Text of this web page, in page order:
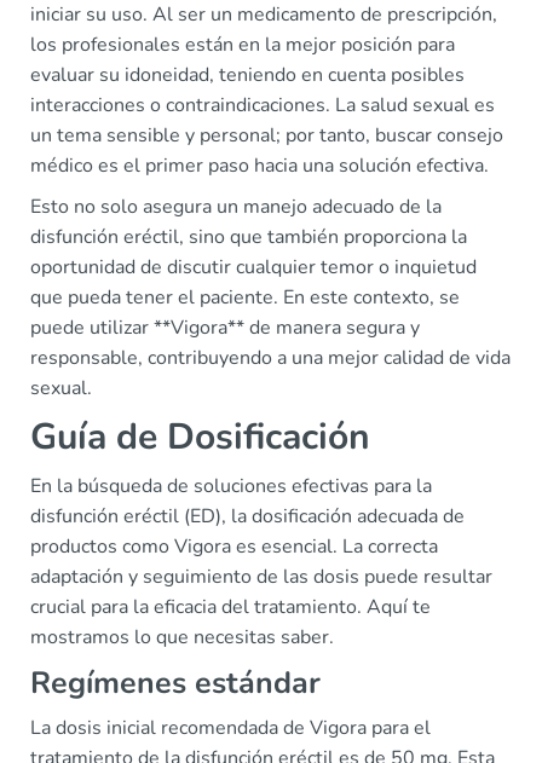
iniciar su uso. Al ser un medicamento de prescripción,
los profesionales están en la mejor posición para
evaluar su idoneidad, teniendo en cuenta posibles
interacciones o contraindicaciones. La salud sexual es
un tema sensible y personal; por tanto, buscar consejo
médico es el primer paso hacia una solución efectiva.
Esto no solo asegura un manejo adecuado de la
disfunción eréctil, sino que también proporciona la
oportunidad de discutir cualquier temor o inquietud
que pueda tener el paciente. En este contexto, se
puede utilizar **Vigora** de manera segura y
responsable, contribuyendo a una mejor calidad de vida
sexual.
Guía de Dosificación
En la búsqueda de soluciones efectivas para la
disfunción eréctil (ED), la dosificación adecuada de
productos como Vigora es esencial. La correcta
adaptación y seguimiento de las dosis puede resultar
crucial para la eficacia del tratamiento. Aquí te
mostramos lo que necesitas saber.
Regímenes estándar
La dosis inicial recomendada de Vigora para el